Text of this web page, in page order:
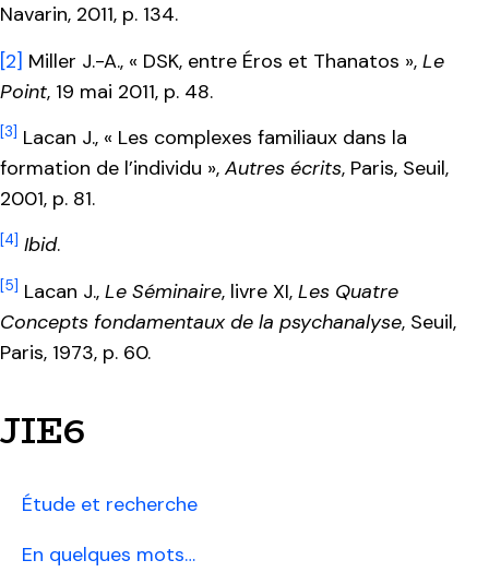
Navarin, 2011, p. 134.
[2] Miller J.-A., « DSK, entre Éros et Thanatos », Le
Point, 19 mai 2011, p. 48.
[3] Lacan J., « Les complexes familiaux dans la
formation de l’individu », Autres écrits, Paris, Seuil,
2001, p. 81.
[4] Ibid.
[5] Lacan J., Le Séminaire, livre XI, Les Quatre
Concepts fondamentaux de la psychanalyse, Seuil,
Paris, 1973, p. 60.
JIE6
Étude et recherche
En quelques mots…